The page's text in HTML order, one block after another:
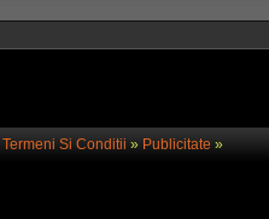
Termeni Si Conditii » Publicitate»